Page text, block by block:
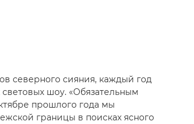
северного сияния, каждый год
шоу. «Обязательным
прошлого года мы
границы в поисках ясного